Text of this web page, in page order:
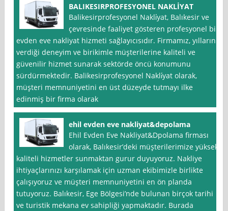
BALIKESIRPROFESYONEL NAKLİYAT
Balikesirprofesyonel Nakli̇yat, Balıkesir ve
çevresinde faaliyet gösteren profesyonel bir
evden eve nakliyat hizmeti sağlayıcısıdır. Firmamız, yılların
verdiği deneyim ve birikimle müşterilerine kaliteli ve
güvenilir hizmet sunarak sektörde öncü konumunu
sürdürmektedir. Balikesirprofesyonel Nakli̇yat olarak,
müşteri memnuniyetini en üst düzeyde tutmayı ilke
edinmiş bir firma olarak
ehil evden eve nakliyat&depolama
Ehil Evden Eve Nakliyat&Dpolama firması
olarak, Balıkesir’deki müşterilerimize yüksek
kaliteli hizmetler sunmaktan gurur duyuyoruz. Nakliye
ihtiyaçlarınızı karşılamak için uzman ekibimizle birlikte
çalışıyoruz ve müşteri memnuniyetini en ön planda
tutuyoruz. Balıkesir, Ege Bölgesi’nde bulunan birçok tarihi
ve turistik mekana ev sahipliği yapmaktadır. Burada